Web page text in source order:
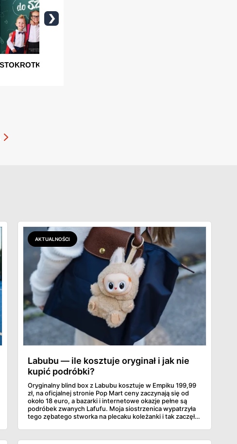
AKTUALNOŚCI
Labubu — ile kosztuje oryginał i jak nie
kupić podróbki?
Oryginalny blind box z Labubu kosztuje w Empiku 199,99
zł, na oficjalnej stronie Pop Mart ceny zaczynają się od
około 18 euro, a bazarki i internetowe okazje pełne są
podróbek zwanych Lafufu. Moja siostrzenica wypatrzyła
tego zębatego stworka na plecaku koleżanki i tak zaczęło
kosztuje i po czym poznać, że sprzedawca nie wciska nam
podróbki. Spisałam wszystko, czego się dowiedziałam —